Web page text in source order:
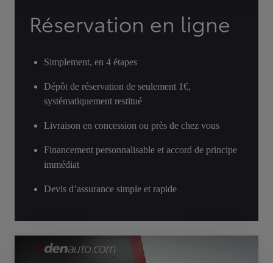
Réservation en ligne
Simplement, en 4 étapes
Dépôt de réservation de seulement 1€,
systématiquement restitué
Livraison en concession ou près de chez vous
Financement personnalisable et accord de principe
immédiat
Devis d’assurance simple et rapide